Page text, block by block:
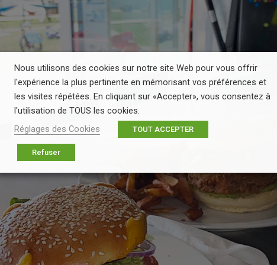
Nous utilisons des cookies sur notre site Web pour vous offrir
l'expérience la plus pertinente en mémorisant vos préférences et
les visites répétées. En cliquant sur «Accepter», vous consentez à
l'utilisation de TOUS les cookies.
Réglages des Cookies
TOUT ACCEPTER
Refuser